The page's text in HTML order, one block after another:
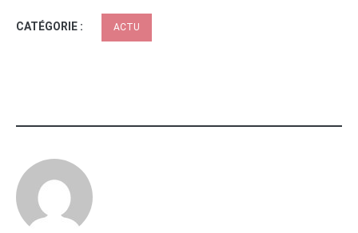
CATÉGORIE : ACTU